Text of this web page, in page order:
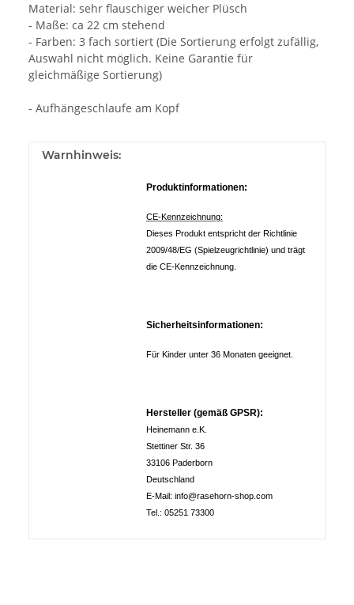
Material: sehr flauschiger weicher Plüsch
- Maße: ca 22 cm stehend
- Farben: 3 fach sortiert (Die Sortierung erfolgt zufällig,
Auswahl nicht möglich. Keine Garantie für
gleichmäßige Sortierung)
- Aufhängeschlaufe am Kopf
Warnhinweis:
Produktinformationen:
CE-Kennzeichnung:
Dieses Produkt entspricht der Richtlinie
2009/48/EG (Spielzeugrichtlinie) und trägt
die CE-Kennzeichnung.
Sicherheitsinformationen:
Für Kinder unter 36 Monaten geeignet.
Hersteller (gemäß GPSR):
Heinemann e.K.
Stettiner Str. 36
33106 Paderborn
Deutschland
E-Mail: info@rasehorn-shop.com
Tel.: 05251 73300